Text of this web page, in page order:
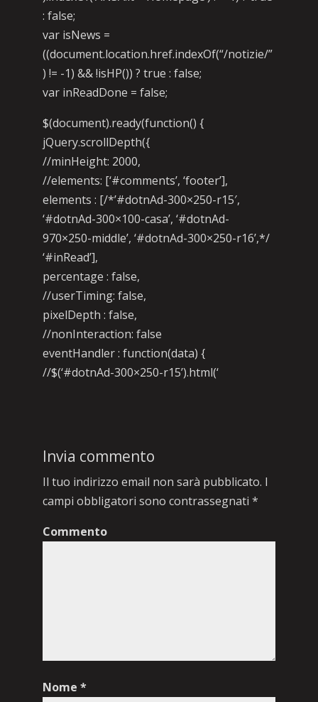
: false;
var isNews =
((document.location.href.indexOf(“/notizie/”
) != -1) && !isHP()) ? true : false;
var inReadDone = false;
$(document).ready(function() {
jQuery.scrollDepth({
//minHeight: 2000,
//elements: [‘#comments’, ‘footer’],
elements : [/*’#dotnAd-300×250-r15′,
‘#dotnAd-300×100-casa’, ‘#dotnAd-
970×250-middle’, ‘#dotnAd-300×250-r16’,*/
‘#inRead’],
percentage : false,
//userTiming: false,
pixelDepth : false,
//nonInteraction: false
eventHandler : function(data) {
//$(‘#dotnAd-300×250-r15’).html(‘
Invia commento
Il tuo indirizzo email non sarà pubblicato. I
campi obbligatori sono contrassegnati *
Commento
Nome *